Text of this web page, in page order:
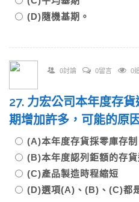
(D)隨機基期。
0討論 0留言 0
27. 力宏公司本年度存
期增加許多，可能的原
(A)本年度存貨採零庫存制
(B)本年度認列鉅額的存
(C)產品製造時程縮短
(D)選項(A)、(B)、(C)都